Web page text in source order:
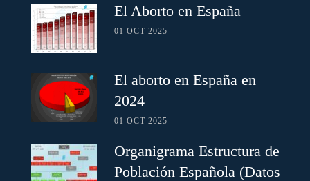
El Aborto en España
01 OCT 2025
El aborto en España en
2024
01 OCT 2025
Organigrama Estructura de
Población Española (Datos